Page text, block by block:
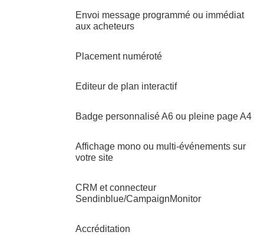
Envoi message programmé ou immédiat
aux acheteurs
Placement numéroté
Editeur de plan interactif
Badge personnalisé A6 ou pleine page A4
Affichage mono ou multi-événements sur
votre site
CRM et connecteur
Sendinblue/CampaignMonitor
Accréditation